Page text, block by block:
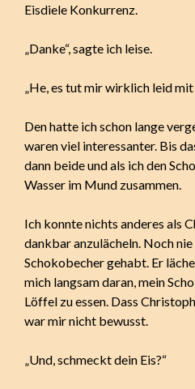
Eisdiele Konkurrenz.
„Danke“, sagte ich leise.
„He, es tut mir wirklich leid
Den hatte ich schon lange
waren viel interessanter. Bis
dann beide und als ich den
Wasser im Mund zusammen.
Ich konnte nichts anderes als
dankbar anzulächeln. Noch
Schokobecher gehabt. Er
mich langsam daran, mein
Löffel zu essen. Dass
war mir nicht bewusst.
„Und, schmeckt dein Eis?“